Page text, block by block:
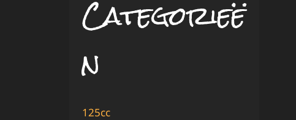
Categorieë
n
125cc